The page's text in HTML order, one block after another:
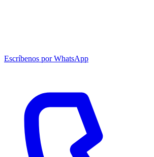
Escríbenos por WhatsApp